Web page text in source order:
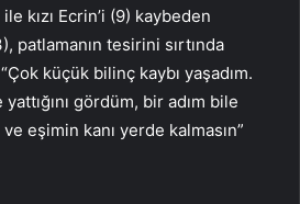
kızı Ecrin’i (9) kaybeden
patlamanın tesirini sırtında
küçük bilinç kaybı yaşadım.
gördüm, bir adım bile
ve eşimin kanı yerde kalmasın”